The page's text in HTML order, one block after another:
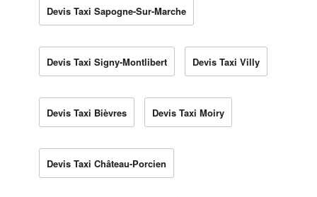
Devis Taxi Sapogne-Sur-Marche
Devis Taxi Signy-Montlibert Devis Taxi Villy
Devis Taxi Bièvres Devis Taxi Moiry
Devis Taxi Château-Porcien